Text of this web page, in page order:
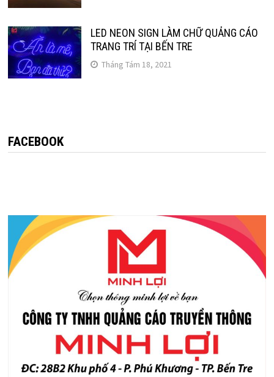
LED NEON SIGN LÀM CHỮ QUẢNG CÁO
TRANG TRÍ TẠI BẾN TRE
Tháng Tám 18, 2021
FACEBOOK